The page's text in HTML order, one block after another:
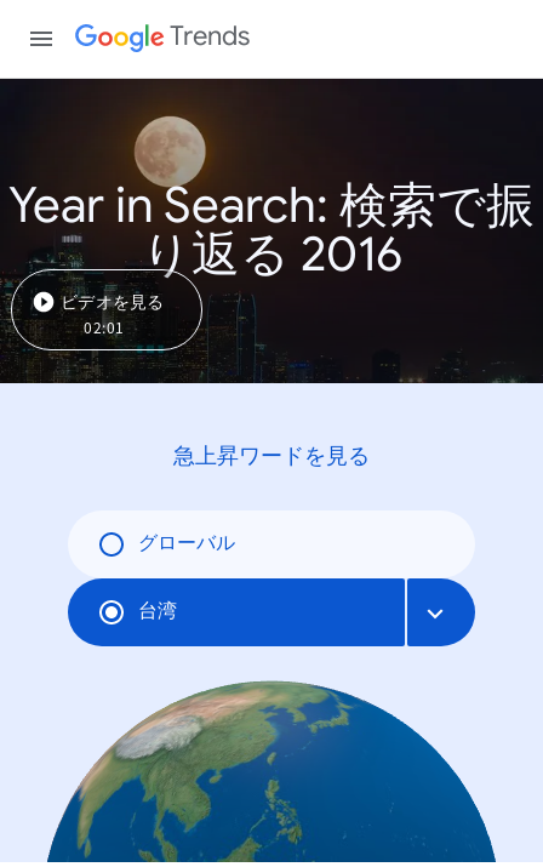
Trends
Year in Search: 検索で振
り返る 2016
ビデオを見る
02:01
急上昇ワードを見る
グローバル
台湾